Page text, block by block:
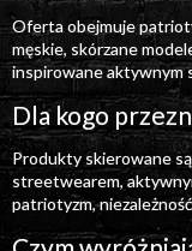
Oferta obejmuje
męskie, skórzane
inspirowane aktywnym
Dla kogo
Produkty skierowane
streetwearem,
patriotyzm,